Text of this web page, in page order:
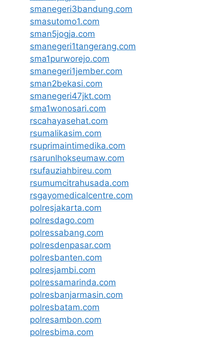
smanegeri3bandung.com
smasutomo1.com
sman5jogja.com
smanegeri1tangerang.com
sma1purworejo.com
smanegeri1jember.com
sman2bekasi.com
smanegeri47jkt.com
sma1wonosari.com
rscahayasehat.com
rsumalikasim.com
rsuprimaintimedika.com
rsarunlhokseumaw.com
rsufauziahbireu.com
rsumumcitrahusada.com
rsgayomedicalcentre.com
polresjakarta.com
polresdago.com
polressabang.com
polresdenpasar.com
polresbanten.com
polresjambi.com
polressamarinda.com
polresbanjarmasin.com
polresbatam.com
polresambon.com
polresbima.com